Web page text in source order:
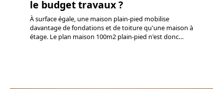
le budget travaux ?
À surface égale, une maison plain-pied mobilise
davantage de fondations et de toiture qu'une maison à
étage. Le plan maison 100m2 plain-pied n'est donc…